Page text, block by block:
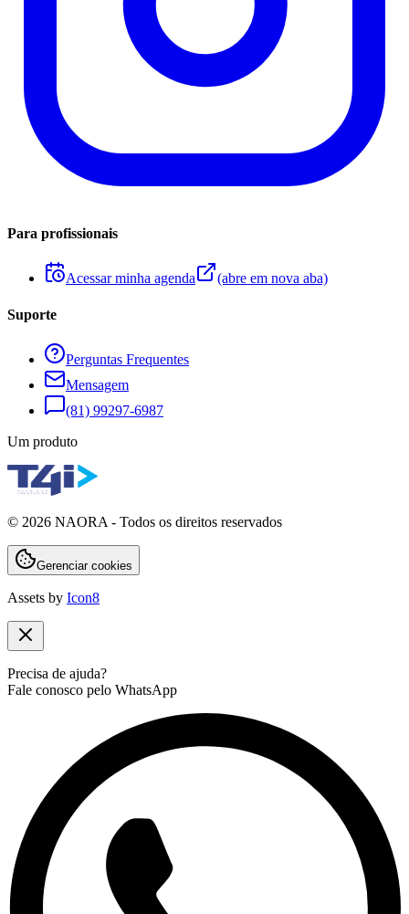
Para profissionais
Acessar minha agenda (abre em nova aba)
Suporte
Perguntas Frequentes
Mensagem
(81) 99297-6987
Um produto
© 2026 NAORA - Todos os direitos reservados
Gerenciar cookies
Assets by Icon8
Precisa de ajuda?
Fale conosco pelo WhatsApp